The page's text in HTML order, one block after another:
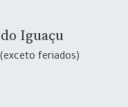
Iguaçu
feriados)